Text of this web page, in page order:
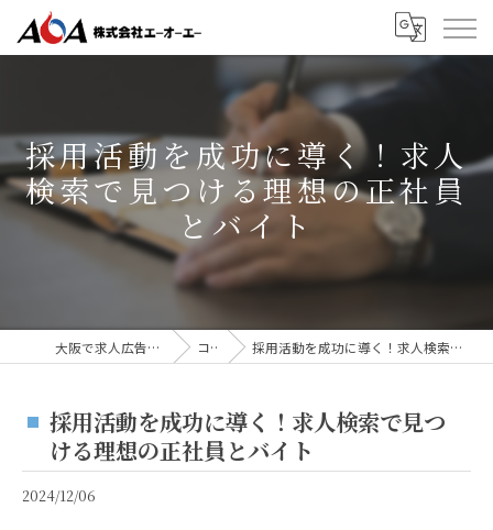
採用活動を成功に導く！求人
検索で見つける理想の正社員
とバイト
大阪で求人広告なら株式会社AOA コラム 採用活動を成功に導く！求人検索で見つける理想の正社員とバイト
採用活動を成功に導く！求人検索で見つ
ける理想の正社員とバイト
2024/12/06